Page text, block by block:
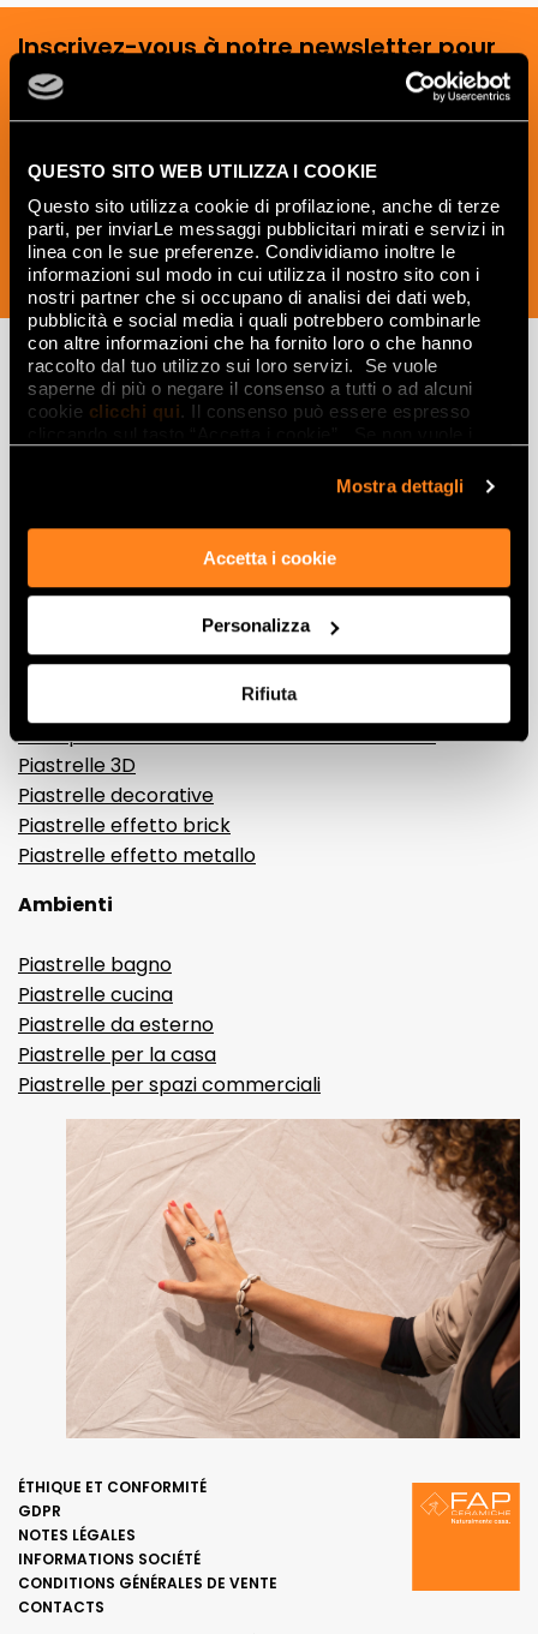
QUESTO SITO WEB UTILIZZA I COOKIE
Questo sito utilizza cookie di profilazione, anche di terze
parti, per inviarLe messaggi pubblicitari mirati e servizi in
linea con le sue preferenze. Condividiamo inoltre le
informazioni sul modo in cui utilizza il nostro sito con i
nostri partner che si occupano di analisi dei dati web,
pubblicità e social media i quali potrebbero combinarle
con altre informazioni che ha fornito loro o che hanno
raccolto dal tuo utilizzo sui loro servizi. Se vuole
saperne di più o negare il consenso a tutti o ad alcuni
cookie clicchi qui. Il consenso può essere espresso
Mostra dettagli
Accetta i cookie
Personalizza
Rifiuta
Inscrivez-vous à notre newsletter pour
recevoir les nouveautés, les mises à jour
et les idées créatives relatives au
d'intérieur.
SOUSCRIVEZ MAINTENANT
Lasciati
ispirare
ed effetti
Effetti
Gres porcellanato effetto marmo
Gres porcellanato effetto legno
Gres porcellanato effetto pietra
Gres porcellanato effetto resina e cemento
Piastrelle 3D
Piastrelle decorative
Piastrelle effetto brick
Piastrelle effetto metallo
Ambienti
Piastrelle bagno
Piastrelle cucina
Piastrelle da esterno
Piastrelle per la casa
Piastrelle per spazi commerciali
ÉTHIQUE ET CONFORMITÉ
GDPR
NOTES LÉGALES
INFORMATIONS SOCIÉTÉ
CONDITIONS GÉNÉRALES DE VENTE
CONTACTS